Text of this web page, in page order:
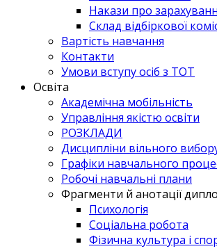
Накази про
Склад відбіркової
Вартість навчання
Контакти
Умови вступу осіб з ТОТ
Освіта
Академічна мобільність
Управління якістю освіти
РОЗКЛАДИ
Дисципліни вільного
Графіки навчального
Робочі навчальні плани
Фрагменти й анотації
Психологія
Соціальна робота
Фізична культура і